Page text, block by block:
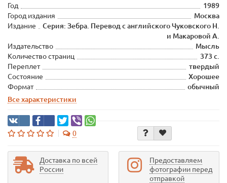
Год
1989
Город издания
Москва
Издание
Серия: Зебра. Перевод с английского Чуковского Н.
и Макаровой А.
Издательство
Мысль
Количество страниц
373 с.
Переплет
твердый
Состояние
Хорошее
Формат
обычный
Все характеристики
0
Доставка по всей
России
Предоставляем
фотографии перед
отправкой